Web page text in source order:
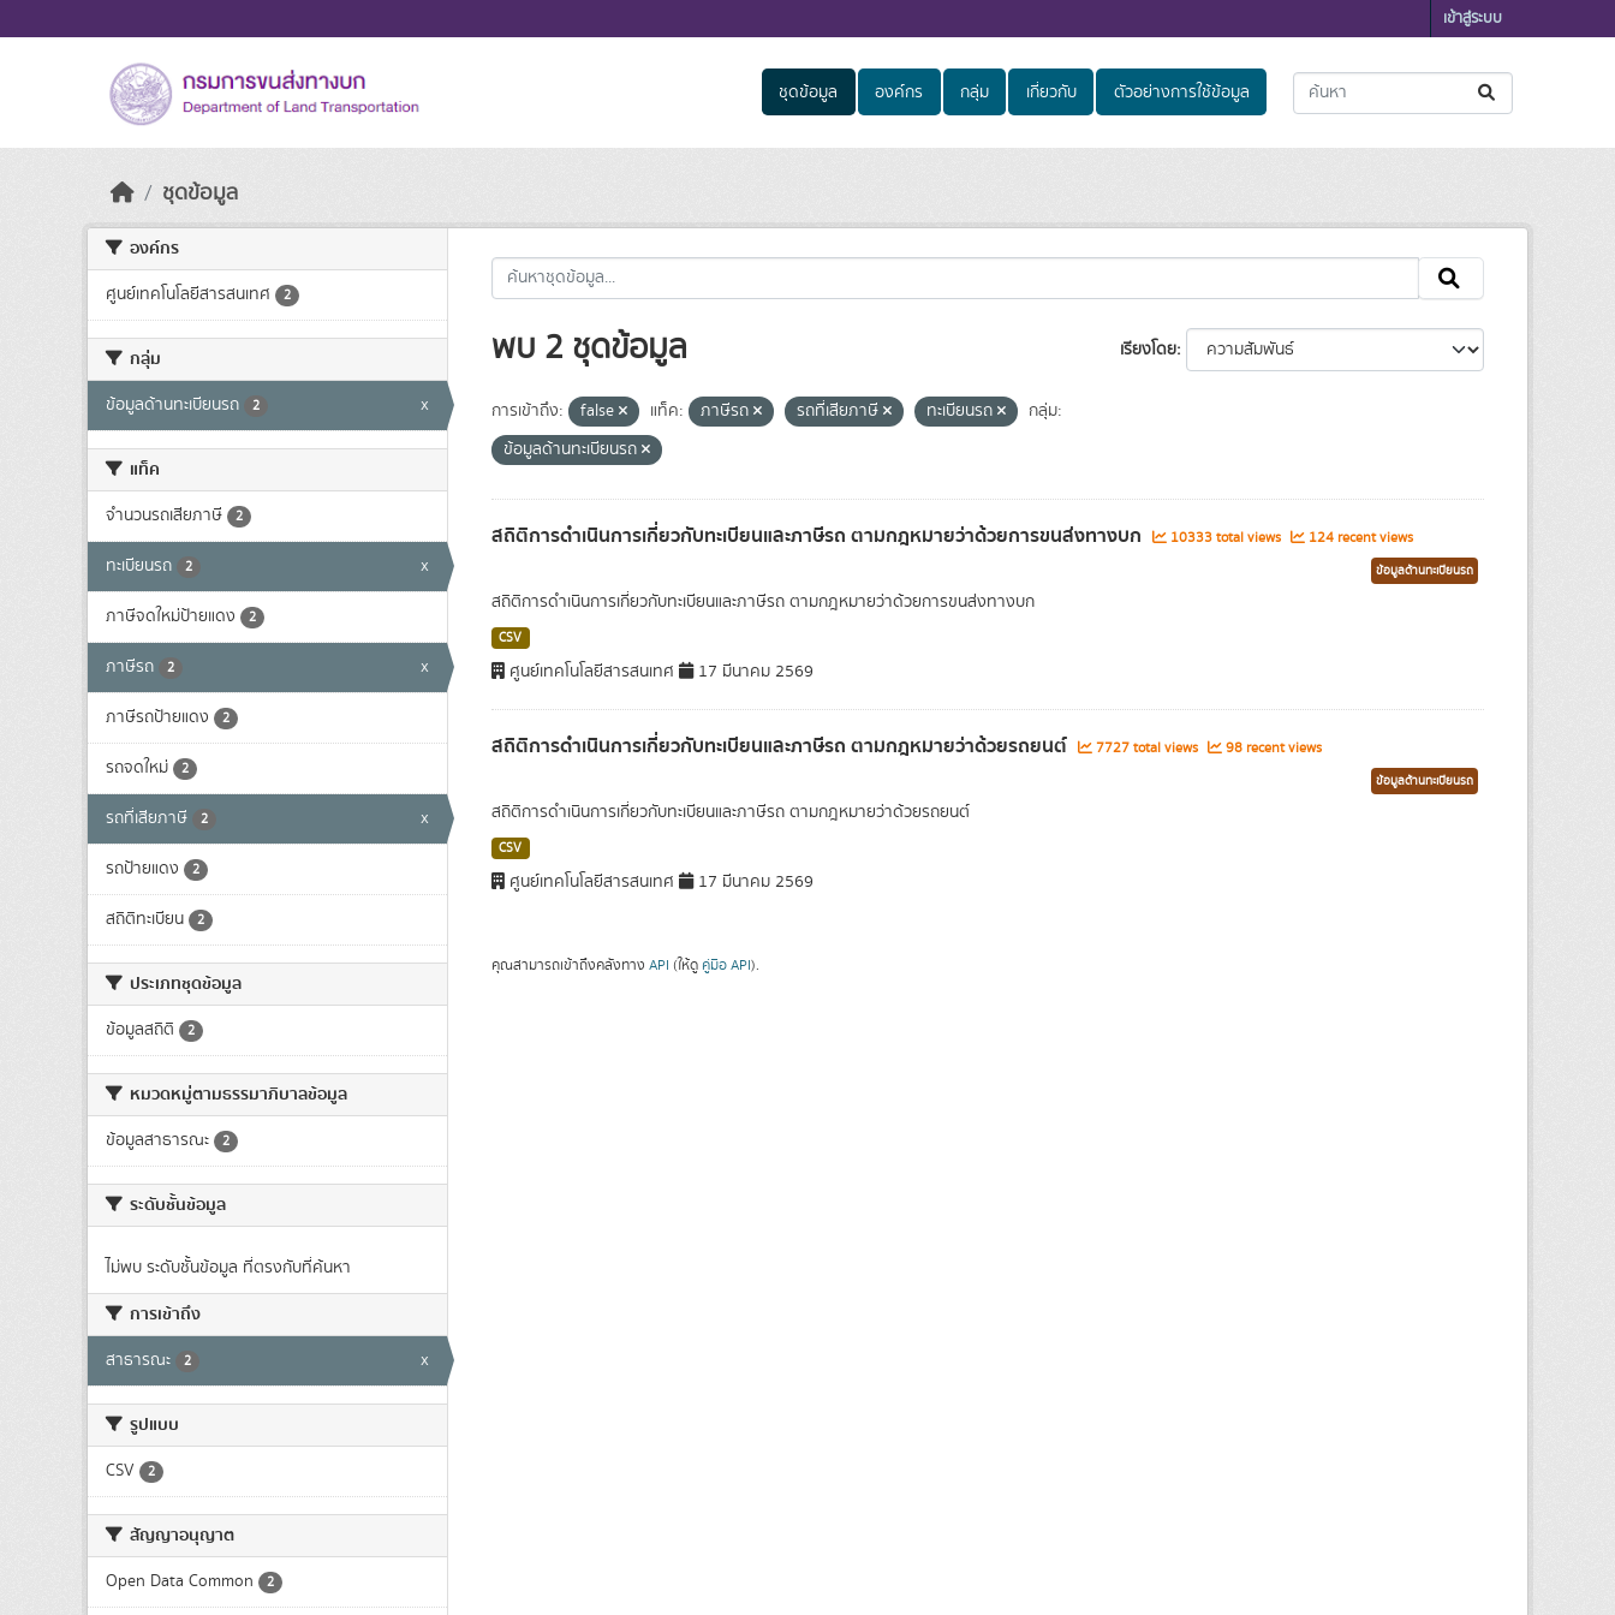
เข้าสู่ระบบ
ชุดข้อมูล องค์กร กลุ่ม เกี่ยวกับ ตัวอย่างการใช้ข้อมูล
ชุดข้อมูล
องค์กร
ศูนย์เทคโนโลยีสารสนเทศ 2
กลุ่ม
ข้อมูลด้านทะเบียนรถ 2 x
แท็ค
จำนวนรถเสียภาษี 2
ทะเบียนรถ 2 x
ภาษีจดใหม่ป้ายแดง 2
ภาษีรถ 2 x
ภาษีรถป้ายแดง 2
รถจดใหม่ 2
รถที่เสียภาษี 2 x
รถป้ายแดง 2
สถิติทะเบียน 2
ประเภทชุดข้อมูล
ข้อมูลสถิติ 2
หมวดหมู่ตามธรรมาภิบาลข้อมูล
ข้อมูลสาธารณะ 2
ระดับชั้นข้อมูล
ไม่พบ ระดับชั้นข้อมูล ที่ตรงกับที่ค้นหา
การเข้าถึง
สาธารณะ 2 x
รูปแบบ
CSV 2
สัญญาอนุญาต
Open Data Common 2
เรียงโดย
พบ 2 ชุดข้อมูล
การเข้าถึง: false แท็ค: ภาษีรถ รถที่เสียภาษี ทะเบียนรถ
กลุ่ม:
ข้อมูลด้านทะเบียนรถ
สถิติการดำเนินการเกี่ยวกับทะเบียนและภาษีรถ ตามกฎหมายว่าด้วยการขนส่งทางบก 10333 total views 124 recent views
ข้อมูลด้านทะเบียนรถ
สถิติการดำเนินการเกี่ยวกับทะเบียนและภาษีรถ ตามกฎหมายว่าด้วยการขนส่งทางบก
CSV
ศูนย์เทคโนโลยีสารสนเทศ 17 มีนาคม 2569
สถิติการดำเนินการเกี่ยวกับทะเบียนและภาษีรถ ตามกฎหมายว่าด้วยรถยนต์ 7727 total views 98 recent views
ข้อมูลด้านทะเบียนรถ
สถิติการดำเนินการเกี่ยวกับทะเบียนและภาษีรถ ตามกฎหมายว่าด้วยรถยนต์
CSV
ศูนย์เทคโนโลยีสารสนเทศ 17 มีนาคม 2569
คุณสามารถเข้าถึงคลังทาง API (ให้ดู คู่มือ API).